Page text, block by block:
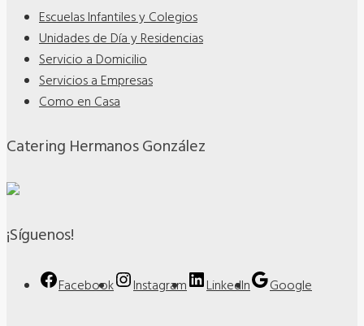
Escuelas Infantiles y Colegios
Unidades de Día y Residencias
Servicio a Domicilio
Servicios a Empresas
Como en Casa
Catering Hermanos González
¡Síguenos!
Facebook Instagram LinkedIn Google